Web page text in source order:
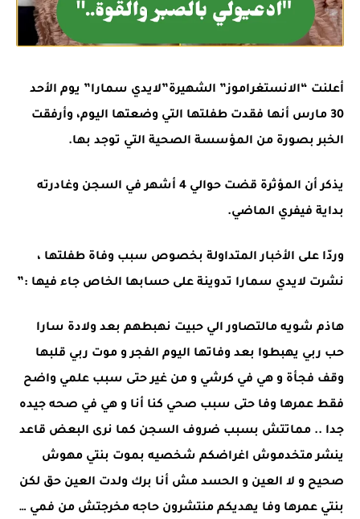
أعلنت “الانستغراموز” الشهيرة”لايدي سمارا” يوم الأحد
30 مارس أنها فقدت طفلتها التي وضعتها اليوم، وأرفقت
الخبر بصورة من المؤسسة الصحية التي توجد بها.
يذكر أن المؤثرة قضت حوالي 4 أشهر في السجن وغادرته
بداية فيفري الماضي.
وردّا على الأخبار المتداولة بخصوص سبب وفاة طفلتها ،
نشرت لايدي سمارا تدوينة على حسابها الخاص جاء فيها :”
هاذم شويه مالتصاور الي حبيت نهبطهم بعد ولادة سارا
حب ربي يهبطوا بعد وفاتها اليوم الفجر و موت ربي قلبها
وقف فجأة و هي في كرشي و من غير حتى سبب علمي واضح
فقط عمرها وفا حتى سبب صحي كنا أنا و هي في صحه جيده
جدا .. مماتتش بسبب ضروف السجن كما نرى البعض قاعد
ينشر متخدموش اغراضكم شخصيه بموت بنتي مهوش
صحيح و لا العين و الحسد مش أنا برك ولدت العين حق لكن
بنتي عمرها وفا يهديكم منتشرون حاجه مخرجتش من فمي …